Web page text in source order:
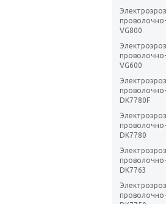
VG800
VG600
DK7780F
DK7780
DK7763